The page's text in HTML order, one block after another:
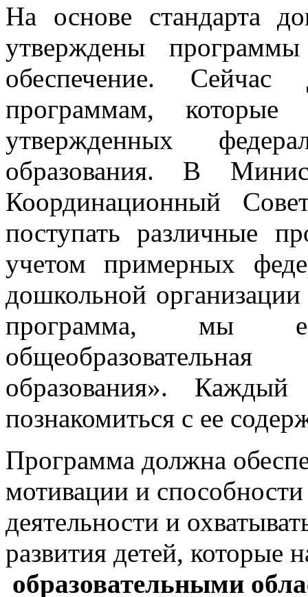
На основе стандарта
утверждены
обеспечение.
программам,
утвержденных
образования. В
Координационный
поступать различные
учетом примерных
дошкольной организации
программа, мы
образования».
познакомиться с ее
Программа должна
мотивации и
деятельности и
развития детей, которые
образовательными